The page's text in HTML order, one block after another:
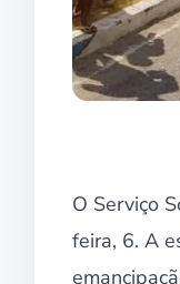
O Serviço
feira, 6. A